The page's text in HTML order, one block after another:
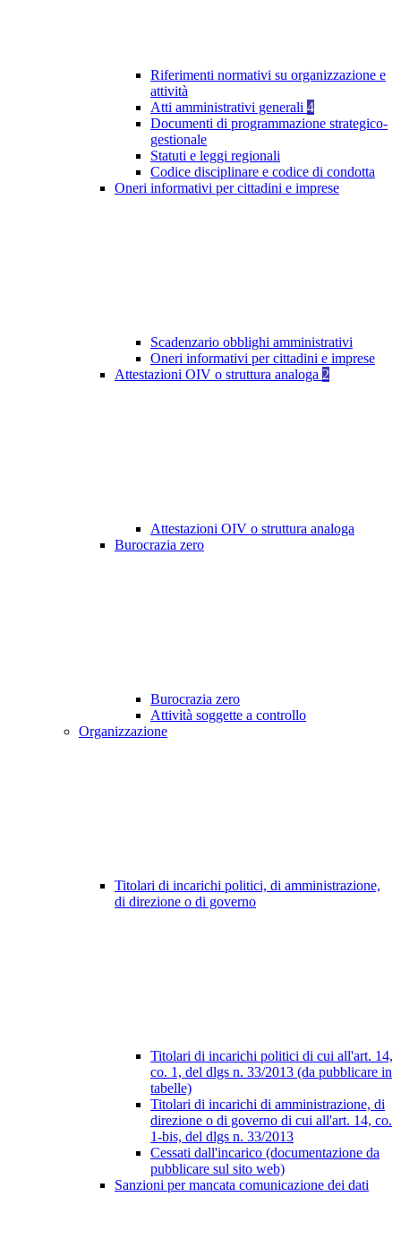
Riferimenti normativi su organizzazione e
attività
Atti amministrativi generali 4
Documenti di programmazione strategico-
gestionale
Statuti e leggi regionali
Codice disciplinare e codice di condotta
Oneri informativi per cittadini e imprese
Scadenzario obblighi amministrativi
Oneri informativi per cittadini e imprese
Attestazioni OIV o struttura analoga 2
Attestazioni OIV o struttura analoga
Burocrazia zero
Burocrazia zero
Attività soggette a controllo
Organizzazione
Titolari di incarichi politici, di amministrazione,
di direzione o di governo
Titolari di incarichi politici di cui all'art. 14,
co. 1, del dlgs n. 33/2013 (da pubblicare in
tabelle)
Titolari di incarichi di amministrazione, di
direzione o di governo di cui all'art. 14, co.
1-bis, del dlgs n. 33/2013
Cessati dall'incarico (documentazione da
pubblicare sul sito web)
Sanzioni per mancata comunicazione dei dati